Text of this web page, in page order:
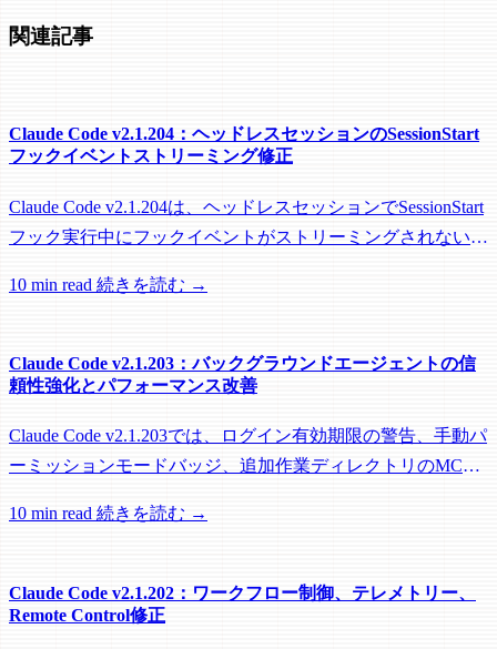
関連記事
Claude Code v2.1.204：ヘッドレスセッションのSessionStart
フックイベントストリーミング修正
Claude Code v2.1.204は、ヘッドレスセッションでSessionStart
フック実行中にフックイベントがストリーミングされない問
収されるのを防ぐメンテナンスリリースです。
10 min read 続きを読む →
Claude Code v2.1.203：バックグラウンドエージェントの信
頼性強化とパフォーマンス改善
Claude Code v2.1.203では、ログイン有効期限の警告、手動パ
ーミッションモードバッジ、追加作業ディレクトリのMCP
パフォーマンスに関する多数の修正が含まれています。
10 min read 続きを読む →
Claude Code v2.1.202：ワークフロー制御、テレメトリー、
Remote Control修正